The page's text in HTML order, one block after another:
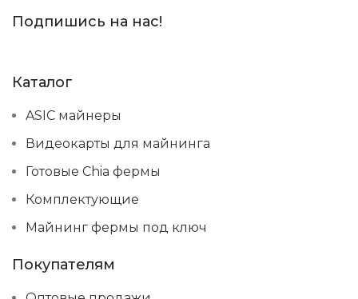
Подпишись на нас!
Каталог
ASIC майнеры
Видеокарты для майнинга
Готовые Chia фермы
Комплектующие
Майнинг фермы под ключ
Покупателям